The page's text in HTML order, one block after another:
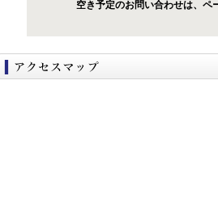
空き予定のお問い合わせは、ペ